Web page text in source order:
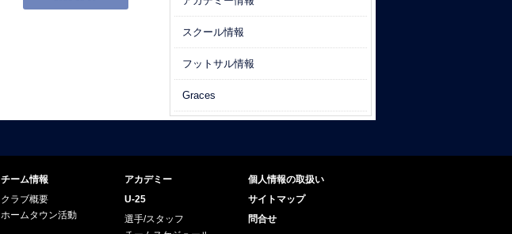
スクール情報
フットサル情報
Graces
チーム情報
クラブ概要
ホームタウン活動
アカデミー
U-25
選手/スタッフ
個人情報の取扱い
サイトマップ
問合せ